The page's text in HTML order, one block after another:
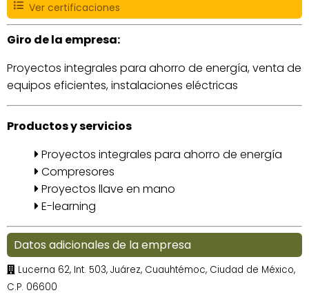
Ver certificaciones
Giro de la empresa:
Proyectos integrales para ahorro de energía, venta de
equipos eficientes, instalaciones eléctricas
Productos y servicios
Proyectos integrales para ahorro de energía
Compresores
Proyectos llave en mano
E-learning
Datos adicionales de la empresa
Lucerna 62, Int. 503, Juárez, Cuauhtémoc, Ciudad de México,
C.P. 06600